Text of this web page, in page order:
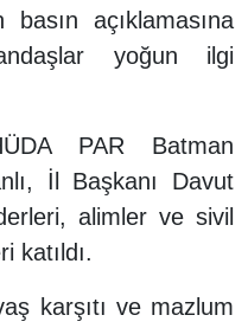
basın açıklamasına
yoğun ilgi
PAR Batman
İl Başkanı Davut
alimler ve sivil
katıldı.
karşıtı ve mazlum